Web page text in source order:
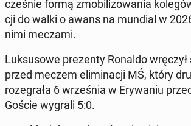
cze­śnie formą zmo­bi­li­zo­wa­nia
cji do walki o awans na mundial w
ni­mi meczami.
Luk­su­so­we pre­zen­ty Ronaldo
przed meczem eli­mi­na­cji MŚ, który
ro­ze­gra­ła 6 wrze­śnia w Ery­wa­niu
Goście wygrali 5:0.